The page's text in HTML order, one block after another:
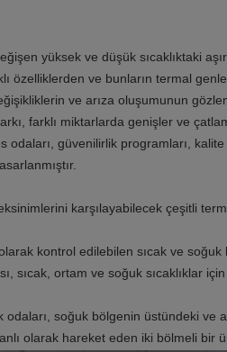
yüksek ve düşük sıcaklıktaki
özelliklerden ve bunların termal
ve arıza oluşumunun
farklı miktarlarda genişler ve
odaları, güvenilirlik programları,
karşılayabilecek çeşitli
kontrol edilebilen sıcak ve soğuk
sıcak, ortam ve soğuk sıcaklıklar
soğuk bölgenin üstündeki ve
olarak hareket eden iki bölmeli bir